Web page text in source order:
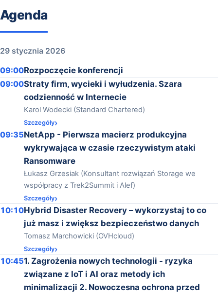
Agenda
29 stycznia 2026
09:00Rozpoczęcie konferencji
09:00Straty firm, wycieki i wyłudzenia. Szara
codzienność w Internecie
Karol Wodecki (Standard Chartered)
Szczegóły
09:35NetApp - Pierwsza macierz produkcyjna
wykrywająca w czasie rzeczywistym ataki
Ransomware
Łukasz Grzesiak (Konsultant rozwiązań Storage we
współpracy z Trek2Summit i Alef)
Szczegóły
10:10Hybrid Disaster Recovery – wykorzystaj to co
już masz i zwiększ bezpieczeństwo danych
Tomasz Marchowicki (OVHcloud)
Szczegóły
10:451. Zagrożenia nowych technologii - ryzyka
związane z IoT i AI oraz metody ich
minimalizacji 2. Nowoczesna ochrona przed